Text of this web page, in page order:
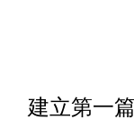
建立第一